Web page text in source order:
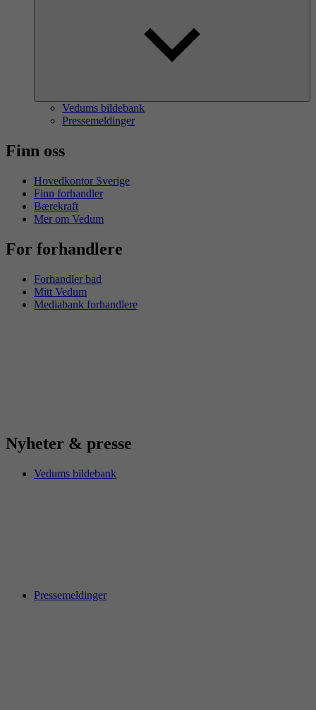
Vedums bildebank
Pressemeldinger
Finn oss
Hovedkontor Sverige
Finn forhandler
Bærekraft
Mer om Vedum
For forhandlere
Forhandler bad
Mitt Vedum
Mediabank forhandlere
Nyheter & presse
Vedums bildebank
Pressemeldinger